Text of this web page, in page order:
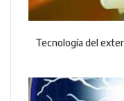
Tecnología del